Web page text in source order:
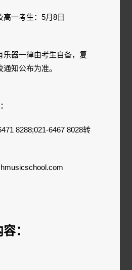
一考生：5月8日
器一律由考生自备，复
知公布为准。
8288;021-6467 8028转
：